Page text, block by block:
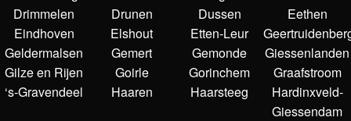
Drimmelen
Drunen Dussen
Eethen
Eindhoven
Elshout Etten-Leur
Geldermalsen
Gemert Gemonde
Giessenlanden
Gilze en Rijen
Goirle Gorinchem
Graafstroom
‘s-Gravendeel
Haaren Haarsteeg
Hardinxveld-
Giessendam